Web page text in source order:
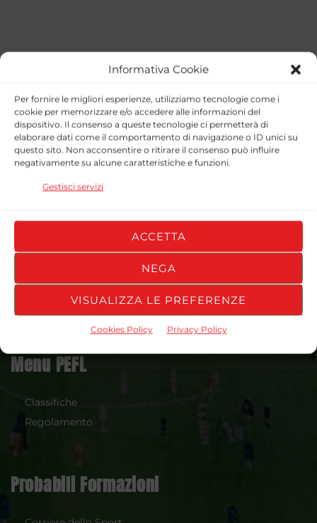
Informativa Cookie
Per fornire le migliori esperienze, utilizziamo tecnologie come i
cookie per memorizzare e/o accedere alle informazioni del
dispositivo. Il consenso a queste tecnologie ci permetterà di
elaborare dati come il comportamento di navigazione o ID unici su
questo sito. Non acconsentire o ritirare il consenso può influire
negativamente su alcune caratteristiche e funzioni.
Gestisci servizi
ACCETTA
NEGA
VISUALIZZA LE PREFERENZE
Cookies Policy Privacy Policy
LaProEvolution FantaLeague (PEFL)è una Lega di
Fantacalcio online messinese fondata nel 1997 da
Menu PEFL
Classifiche
Regolamento
Probabili Formazioni